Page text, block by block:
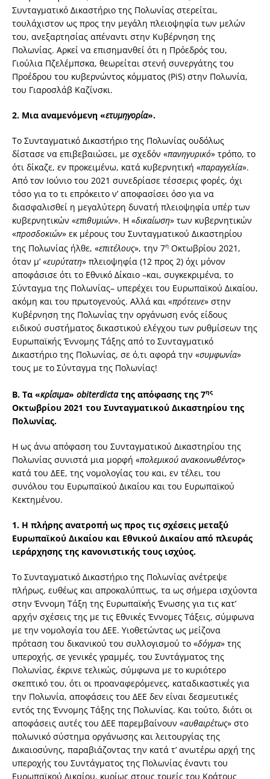
Συνταγματικό Δικαστήριο της Πολωνίας στερείται,
τουλάχιστον ως προς την μεγάλη πλειοψηφία των μελών
του, ανεξαρτησίας απέναντι στην Κυβέρνηση της
Πολωνίας. Αρκεί να επισημανθεί ότι η Πρόεδρός του,
Γιούλια Πζελέμπσκα, θεωρείται στενή συνεργάτης του
Προέδρου του κυβερνώντος κόμματος (PiS) στην Πολωνία,
του Γιαροσλάβ Καζίνσκι.
2. Μια αναμενόμενη «ετυμηγορία».
Το Συνταγματικό Δικαστήριο της Πολωνίας ουδόλως
δίστασε να επιβεβαιώσει, με σχεδόν «πανηγυρικό» τρόπο, το
ότι δίκαζε, εν προκειμένω, κατά κυβερνητική «παραγγελία».
Από τον Ιούνιο του 2021 συνεδρίασε τέσσερις φορές, όχι
τόσο για το τι επρόκειτο ν’ αποφασίσει όσο για να
διασφαλισθεί η μεγαλύτερη δυνατή πλειοψηφία υπέρ των
κυβερνητικών «επιθυμιών». Η «δικαίωση» των κυβερνητικών
«προσδοκιών» εκ μέρους του Συνταγματικού Δικαστηρίου
της Πολωνίας ήλθε, «επιτέλους», την 7η Οκτωβρίου 2021,
όταν μ’ «ευρύτατη» πλειοψηφία (12 προς 2) όχι μόνον
αποφάσισε ότι το Εθνικό Δίκαιο –και, συγκεκριμένα, το
Σύνταγμα της Πολωνίας– υπερέχει του Ευρωπαϊκού Δικαίου,
ακόμη και του πρωτογενούς. Αλλά και «πρότεινε» στην
Κυβέρνηση της Πολωνίας την οργάνωση ενός είδους
ειδικού συστήματος δικαστικού ελέγχου των ρυθμίσεων της
Ευρωπαϊκής Έννομης Τάξης από το Συνταγματικό
Δικαστήριο της Πολωνίας, σε ό,τι αφορά την «συμφωνία»
τους με το Σύνταγμα της Πολωνίας!
Β. Τα «κρίσιμα» obiterdictaτης απόφασης της 7ης
Οκτωβρίου 2021 του Συνταγματικού Δικαστηρίου της
Πολωνίας.
Η ως άνω απόφαση του Συνταγματικού Δικαστηρίου της
Πολωνίας συνιστά μια μορφή «πολεμικού ανακοινωθέντος»
κατά του ΔΕΕ, της νομολογίας του και, εν τέλει, του
συνόλου του Ευρωπαϊκού Δικαίου και του Ευρωπαϊκού
Κεκτημένου.
1. Η πλήρης ανατροπή ως προς τις σχέσεις μεταξύ
Ευρωπαϊκού Δικαίου και Εθνικού Δικαίου από πλευράς
ιεράρχησης της κανονιστικής τους ισχύος.
Το Συνταγματικό Δικαστήριο της Πολωνίας ανέτρεψε
πλήρως, ευθέως και απροκαλύπτως, τα ως σήμερα ισχύοντα
στην Έννομη Τάξη της Ευρωπαϊκής Ένωσης για τις κατ’
αρχήν σχέσεις της με τις Εθνικές Έννομες Τάξεις, σύμφωνα
με την νομολογία του ΔΕΕ. Υιοθετώντας ως μείζονα
πρόταση του δικανικού του συλλογισμού το «δόγμα» της
υπεροχής, σε γενικές γραμμές, του Συντάγματος της
Πολωνίας, έκρινε τελικώς, σύμφωνα με το κυριότερο
σκεπτικό του, ότι οι προαναφερόμενες, καταδικαστικές για
την Πολωνία, αποφάσεις του ΔΕΕ δεν είναι δεσμευτικές
εντός της Έννομης Τάξης της Πολωνίας. Και τούτο, διότι οι
αποφάσεις αυτές του ΔΕΕ παρεμβαίνουν «αυθαιρέτως» στο
πολωνικό σύστημα οργάνωσης και λειτουργίας της
Δικαιοσύνης, παραβιάζοντας την κατά τ’ ανωτέρω αρχή της
υπεροχής του Συντάγματος της Πολωνίας έναντι του
Ευρωπαϊκού Δικαίου, κυρίως στους τομείς του Κράτους